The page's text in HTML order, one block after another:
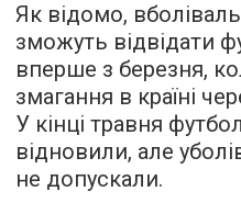
Як відомо,
зможуть відвідати
вперше з березня,
змагання в країні
У кінці травня
відновили, але
не допускали.